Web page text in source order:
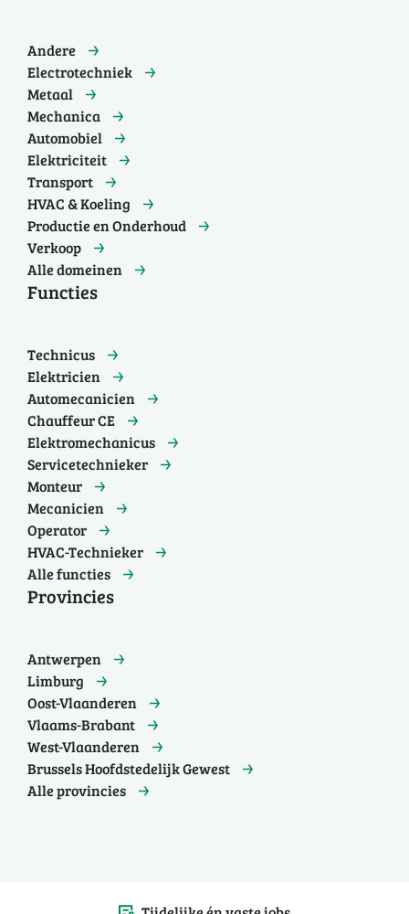
Andere
Electrotechniek
Metaal
Mechanica
Automobiel
Elektriciteit
Transport
HVAC & Koeling
Productie en Onderhoud
Verkoop
Alle domeinen
Functies
Technicus
Elektricien
Automecanicien
Chauffeur CE
Elektromechanicus
Servicetechnieker
Monteur
Mecanicien
Operator
HVAC-Technieker
Alle functies
Provincies
Antwerpen
Limburg
Oost-Vlaanderen
Vlaams-Brabant
West-Vlaanderen
Brussels Hoofdstedelijk Gewest
Alle provincies